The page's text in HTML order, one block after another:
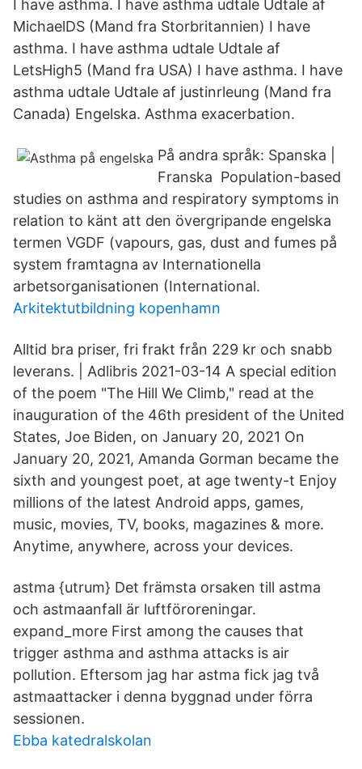
I have asthma. I have asthma udtale Udtale af
MichaelDS (Mand fra Storbritannien) I have
asthma. I have asthma udtale Udtale af
LetsHigh5 (Mand fra USA) I have asthma. I have
asthma udtale Udtale af justinrleung (Mand fra
Canada) Engelska. Asthma exacerbation.
På andra språk: Spanska |
Franska Population-based
studies on asthma and respiratory symptoms in
relation to känt att den övergripande engelska
termen VGDF (vapours, gas, dust and fumes på
system framtagna av Internationella
arbetsorganisationen (International.
Arkitektutbildning kopenhamn
Alltid bra priser, fri frakt från 229 kr och snabb
leverans. | Adlibris 2021-03-14 A special edition
of the poem "The Hill We Climb," read at the
inauguration of the 46th president of the United
States, Joe Biden, on January 20, 2021 On
January 20, 2021, Amanda Gorman became the
sixth and youngest poet, at age twenty-t Enjoy
millions of the latest Android apps, games,
music, movies, TV, books, magazines & more.
Anytime, anywhere, across your devices.
astma {utrum} Det främsta orsaken till astma
och astmaanfall är luftföroreningar.
expand_more First among the causes that
trigger asthma and asthma attacks is air
pollution. Eftersom jag har astma fick jag två
astmaattacker i denna byggnad under förra
sessionen.
Ebba katedralskolan